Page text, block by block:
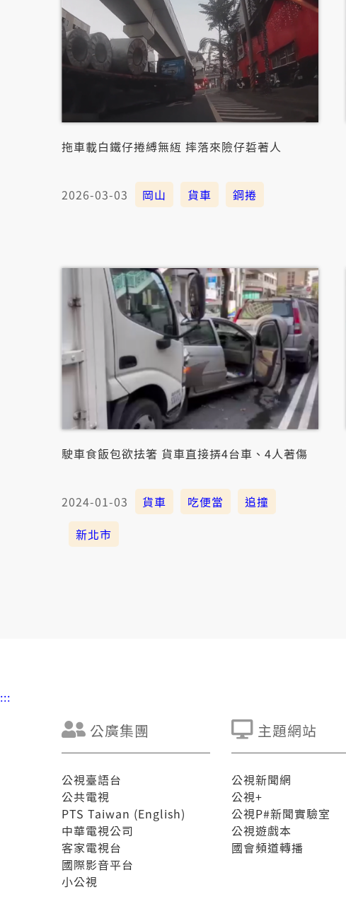
拖車載白鐵仔捲縛無絚 摔落來險仔硩著人
2026-03-03 岡山 貨車 鋼捲
駛車食飯包欲抾箸 貨車直接挵4台車、4人著傷
2024-01-03 貨車 吃便當
追撞
新北市
:::
公廣集團
公視臺語台
公共電視
PTS Taiwan (English)
中華電視公司
客家電視台
國際影音平台
小公視
主題網站
公視新聞網
公視+
公視P#新聞實驗室
公視遊戲本
國會頻道轉播